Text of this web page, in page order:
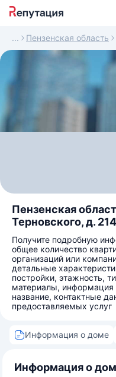
Пензенская область
Пензенская
Терновского, д. 214
Получите подробную
общее количество
организаций или
детальные
постройки, этажность,
материалы,
название, контактные
предоставляемых услуг
Информация о доме
Информация о